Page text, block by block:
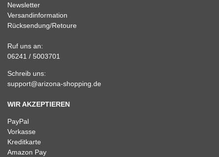
Newsletter
Versandinformation
Rücksendung/Retoure
Ruf uns an:
06241 / 5003701
Schreib uns:
support@arizona-shopping.de
WIR AKZEPTIEREN
PayPal
Vorkasse
Kreditkarte
Amazon Pay